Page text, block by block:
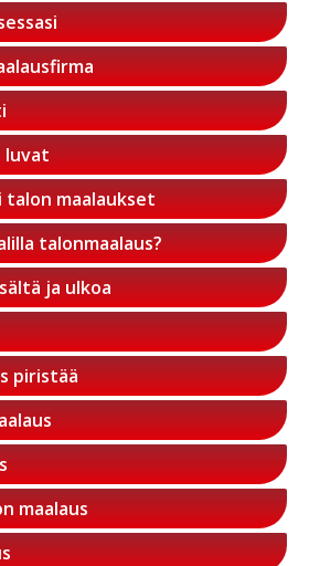
luvat
maalaukset
talonmaalaus?
ja ulkoa
piristää
maalaus